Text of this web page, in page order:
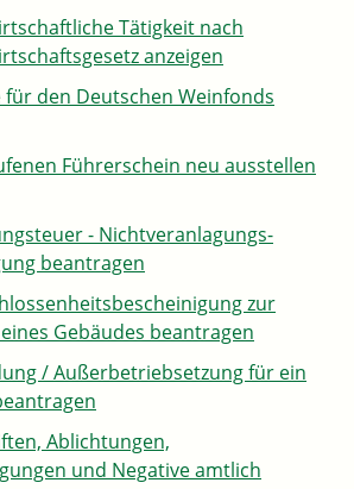
Tätigkeit nach
anzeigen
für den Deutschen Weinfonds
Führerschein neu ausstellen
- Nichtveranlagungs-
beantragen
zur
Gebäudes beantragen
/ Außerbetriebsetzung für ein
Ablichtungen,
und Negative amtlich